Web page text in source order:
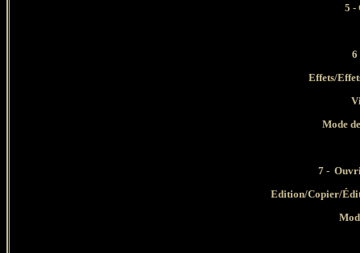
5 -
6
Effets/
Mode
7 -
Edition/Copier/